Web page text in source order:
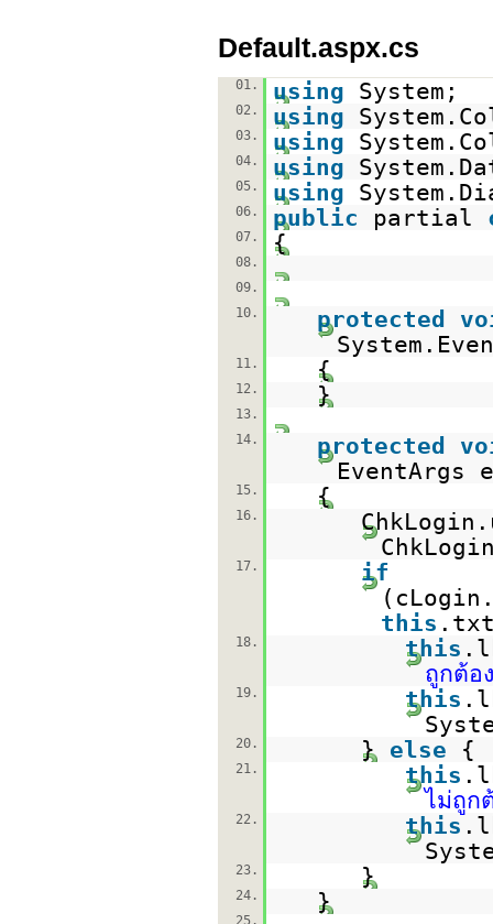
Default.aspx.cs
01. using System;
02. using
03. using
04. using
05. using
06. public partial
07. {
08.
09.
10.
protected
11. {
12. }
13.
14.
protected
EventArgs
15. {
16.
17.
if
this
18. this
ถูกต้อ
19. this
20. } else {
21. this
ไม่ถูก
22. this
23. }
24. }
25.